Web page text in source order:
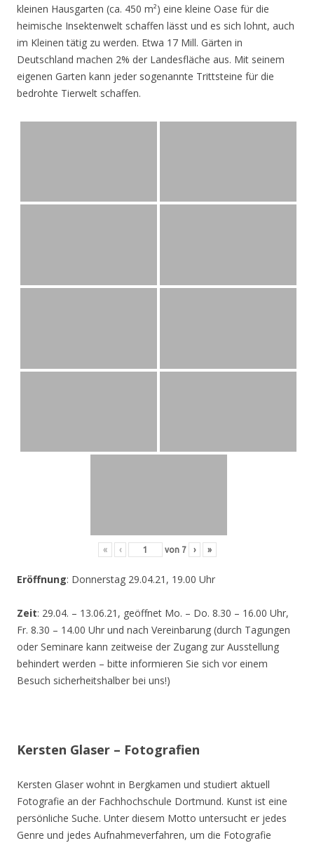
kleinen Hausgarten (ca. 450 m²) eine kleine Oase für die
heimische Insektenwelt schaffen lässt und es sich lohnt, auch
im Kleinen tätig zu werden. Etwa 17 Mill. Gärten in
Deutschland machen 2% der Landesfläche aus. Mit seinem
eigenen Garten kann jeder sogenannte Trittsteine für die
bedrohte Tierwelt schaffen.
« ‹ von 7 › »
Eröffnung: Donnerstag 29.04.21, 19.00 Uhr
Zeit: 29.04. – 13.06.21, geöffnet Mo. – Do. 8.30 – 16.00 Uhr,
Fr. 8.30 – 14.00 Uhr und nach Vereinbarung (durch Tagungen
oder Seminare kann zeitweise der Zugang zur Ausstellung
behindert werden – bitte informieren Sie sich vor einem
Besuch sicherheitshalber bei uns!)
Kersten Glaser – Fotografien
Kersten Glaser wohnt in Bergkamen und studiert aktuell
Fotografie an der Fachhochschule Dortmund. Kunst ist eine
persönliche Suche. Unter diesem Motto untersucht er jedes
Genre und jedes Aufnahmeverfahren, um die Fotografie